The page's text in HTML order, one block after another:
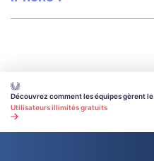
Découvrez comment les équipes gèrent
Utilisateurs illimités gratuits